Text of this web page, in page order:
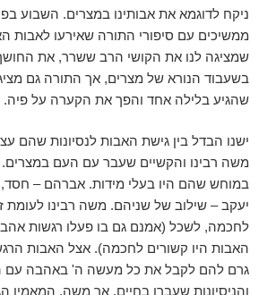
ניקח לדוגמא את אבותינו במצרים. השבוע
ממשיכים עם סיפורי התורה שאירעו לאבות
שמציגה לנו את הקושי הרב ששרר, את
בשעבוד הנורא של מצרים, אך התורה גם
שהגיע בלילה אחד והפך את הקערה על פיה.
ישנו הבדל בין גישת האבות לנסיונות שהם
משה רבינו והקשיים שעבר עם העם
במוחש שהם היו בעלי מידות. אברהם – חסד,
יעקב – שילוב של שניהם. משה רבינו לעומת
לחכמה, לשכל (אמנם גם בו פעלו רגשות
האבות היו קשורים לחכמה). אצל האבות
גרם להם לקבל את כל מעשה ה' באהבה עם
והניסיונות שעברו בחיים. אך משה, המאמין